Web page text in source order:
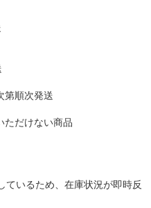
順次発送
だけない商品
ているため、在庫状況が即時反